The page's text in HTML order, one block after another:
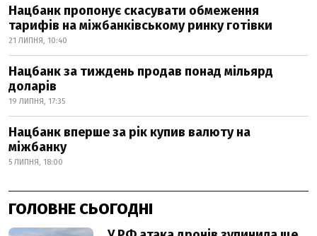
Нацбанк пропонує скасувати обмеження
тарифів на міжбанківському ринку готівки
21 ЛИПНЯ, 10:40
Нацбанк за тиждень продав понад мільярд
доларів
19 ЛИПНЯ, 17:35
Нацбанк вперше за рік купив валюту на
міжбанку
5 ЛИПНЯ, 18:00
ГОЛОВНЕ СЬОГОДНІ